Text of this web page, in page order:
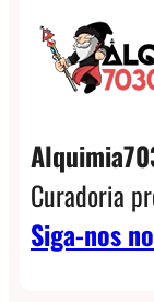
Curadoria
Siga-nos